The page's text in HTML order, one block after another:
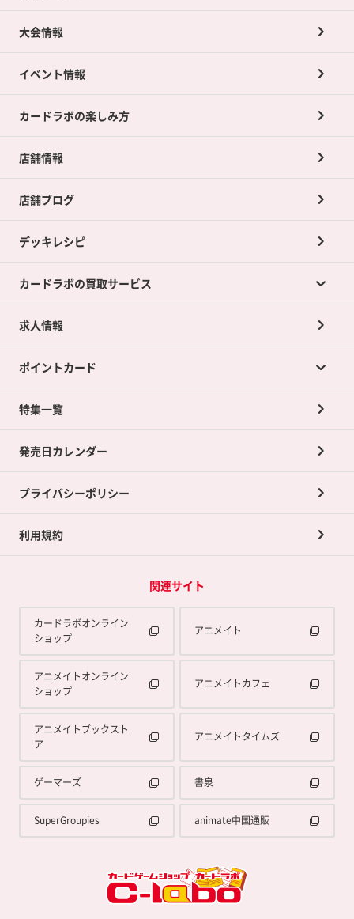
大会情報
イベント情報
カードラボの楽しみ方
店舗情報
店舗ブログ
デッキレシピ
カードラボの買取サービス
カードラボの買取サービスTOP
店舗買取について
ネット買取について
買取承諾書について
求人情報
ポイントカード
ポイントカードTOP
ポイント交換景品
特集一覧
発売日カレンダー
プライバシーポリシー
利用規約
関連サイト
カードラボオンライン
ショップ
アニメイト
アニメイトオンライン
ショップ
アニメイトカフェ
アニメイトブックスト
ア
アニメイトタイムズ
ゲーマーズ 書泉
SuperGroupies animate中国通販